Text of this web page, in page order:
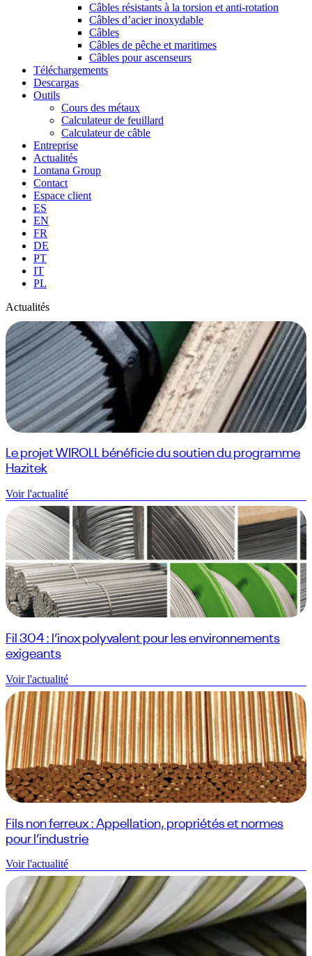
Câbles résistants à la torsion et anti-rotation
Câbles d’acier inoxydable
Câbles
Câbles de pêche et maritimes
Câbles pour ascenseurs
Téléchargements
Descargas
Outils
Cours des métaux
Calculateur de feuillard
Calculateur de câble
Entreprise
Actualités
Lontana Group
Contact
Espace client
ES
EN
FR
DE
PT
IT
PL
Actualités
Le projet WIROLL bénéficie du soutien du programme
Hazitek
Voir l'actualité
Fil 304 : l’inox polyvalent pour les environnements
exigeants
Voir l'actualité
Fils non ferreux : Appellation, propriétés et normes
pour l’industrie
Voir l'actualité